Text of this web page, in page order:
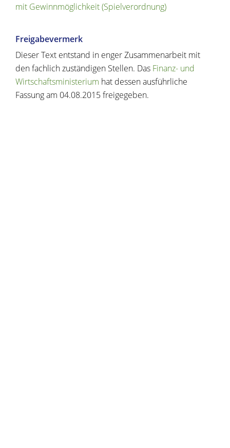
mit Gewinnmöglichkeit (Spielverordnung)
Freigabevermerk
Dieser Text entstand in enger Zusammenarbeit mit
den fachlich zuständigen Stellen. Das Finanz- und
Wirtschaftsministerium hat dessen ausführliche
Fassung am 04.08.2015 freigegeben.